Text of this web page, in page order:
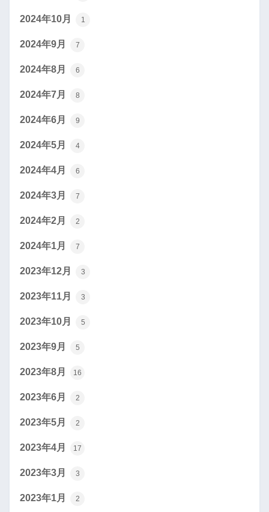
2024年10月 1
2024年9月 7
2024年8月 6
2024年7月 8
2024年6月 9
2024年5月 4
2024年4月 6
2024年3月 7
2024年2月 2
2024年1月 7
2023年12月 3
2023年11月 3
2023年10月 5
2023年9月 5
2023年8月 16
2023年6月 2
2023年5月 2
2023年4月 17
2023年3月 3
2023年1月 2